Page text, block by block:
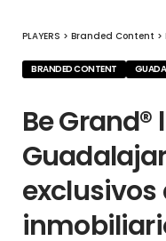
PLAYERS > Branded Content >
BRANDED CONTENT
Be Grand®
exclusivos